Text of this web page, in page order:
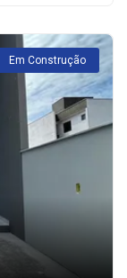
Em Construção